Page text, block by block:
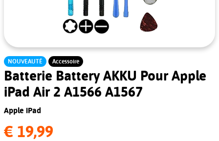
NOUVEAUTÉ Accessoire
Batterie Battery AKKU Pour Apple
iPad Air 2 A1566 A1567
Apple iPad
€ 19,99